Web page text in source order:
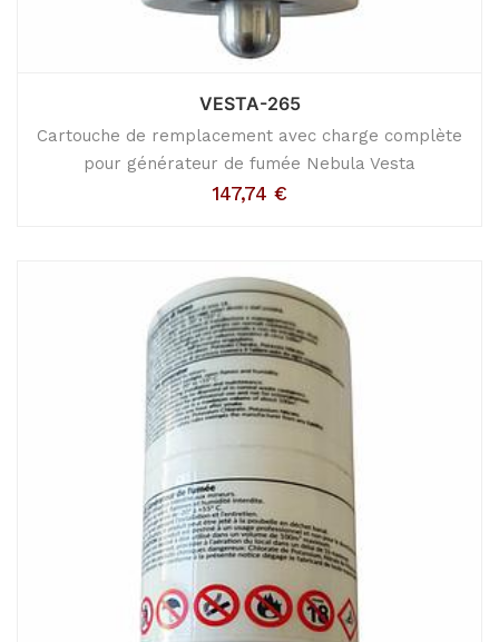
VESTA-265
Cartouche de remplacement avec charge complète
pour générateur de fumée Nebula Vesta
147,74 €